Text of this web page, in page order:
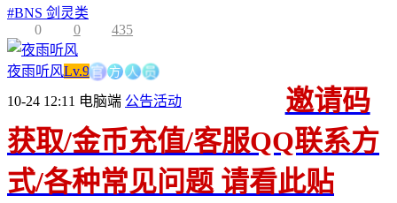
#BNS 剑灵类
0
0 435
夜雨听风Lv.9官方人员
10-24 12:11 电脑端 公告活动
邀请码
获取/金币充值/客服QQ联系方
式/各种常见问题 请看此贴